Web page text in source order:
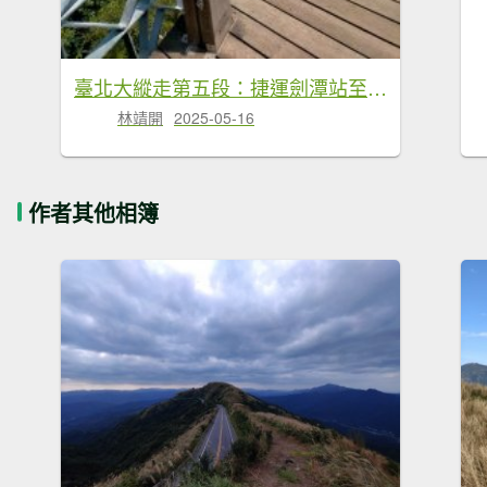
臺北大縱走第五段：捷運劍潭站至碧山巖（劍潭支線）
林靖開 2025-05-16
作者其他相簿